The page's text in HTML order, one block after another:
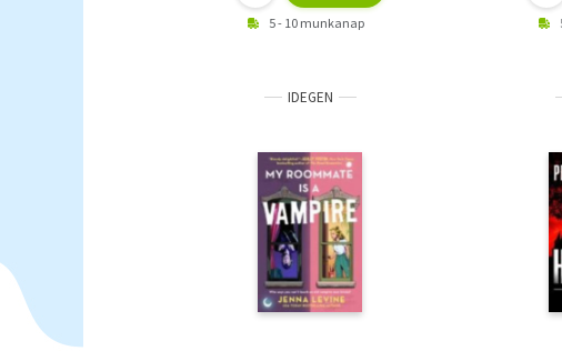
5 - 10 munkanap
IDEGEN